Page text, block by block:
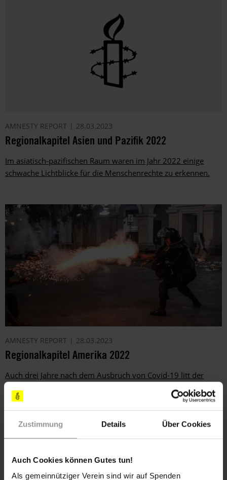
Zustimmung Details Über Cookies
Auch Cookies können Gutes tun!
Als gemeinnütziger Verein sind wir auf Spenden
AMNESTY REPORT 28.03.2023
Regionalkapitel Asien und Pazifik 2022
Im asiatisch-pazifischen Raum waren im Jahr 2022 einige
schwache Lichtblicke für die Menschenrechte zu erkennen.
AMNESTY REPORT 28.03.2023
Regionalkapitel Amerika 2022
Auch drei Jahre nach dem Ausbruch von Covid-19 litt der
amerikanische Kontinent noch unter den verheerenden
Auswirkungen der Pandemie.